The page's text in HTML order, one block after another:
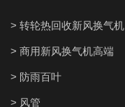
> 转轮热回收新风换气机
> 商用新风换气机高端
> 防雨百叶
> 风管